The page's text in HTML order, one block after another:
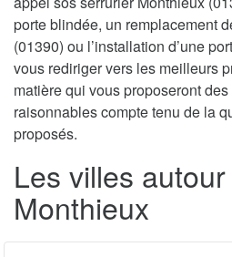
porte blindée, un remplacement
(01390) ou l’installation d’une
vous rediriger vers les meilleurs
matière qui vous proposeront
raisonnables compte tenu de la
proposés.
Les villes
Monthieux